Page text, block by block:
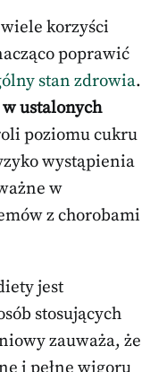
korzyści
poprawić
stan zdrowia.
ustalonych
poziomu cukru
wystąpienia
w
z chorobami
jest
stosujących
zauważa, że